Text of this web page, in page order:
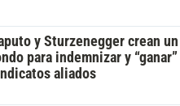
y Sturzenegger crean un
para indemnizar y “ganar”
aliados